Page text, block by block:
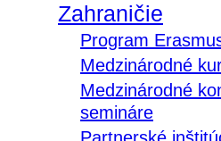
Zahraničie
Program
Medzinárodné
Medzinárodné
semináre